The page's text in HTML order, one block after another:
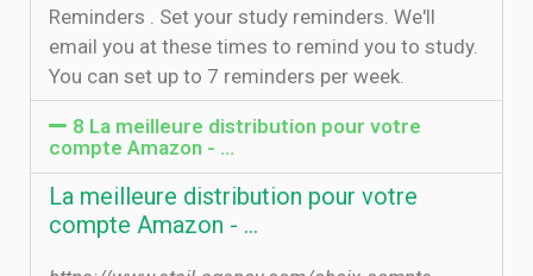
Reminders . Set your study reminders. We'll
email you at these times to remind you to study.
You can set up to 7 reminders per week.
8 La meilleure distribution pour votre
compte Amazon - …
La meilleure distribution pour votre
compte Amazon - …